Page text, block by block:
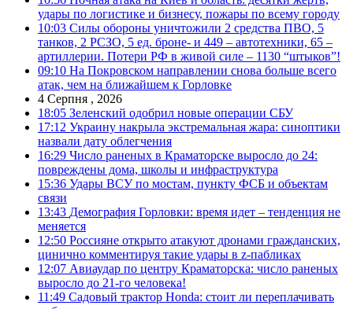
удары по логистике и бизнесу, пожары по всему городу
10:03 Силы обороны уничтожили 2 средства ПВО, 5
танков, 2 РСЗО, 5 ед. броне- и 449 – автотехники, 65 –
артиллерии. Потери РФ в живой силе – 1130 “штыков”!
09:10 На Покровском направлении снова больше всего
атак, чем на ближайшем к Горловке
4 Серпня , 2026
18:05 Зеленский одобрил новые операции СБУ
17:12 Украину накрыла экстремальная жара: синоптики
назвали дату облегчения
16:29 Число раненых в Краматорске выросло до 24:
повреждены дома, школы и инфраструктура
15:36 Удары ВСУ по мостам, пункту ФСБ и объектам
связи
13:43 Демография Горловки: время идет – тенденция не
меняется
12:50 Россияне открыто атакуют дронами гражданских,
цинично комментируя такие удары в z-пабликах
12:07 Авиаудар по центру Краматорска: число раненых
выросло до 21-го человека!
11:49 Садовый трактор Honda: стоит ли переплачивать